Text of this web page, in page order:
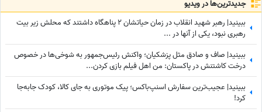
جدید‌ترین‌ها در ویدیو
ببینید| رهبر شهید انقلاب در زمان حیاتشان 2 پناهگاه داشتند که محلش زیر بیت
رهبری نبود، یکی از آنها در ...
ببینید| صاف و صادق مثل پزشکیان؛ واکنش رئیس‌جمهور به شوخی‌ها در خصوص
درخت کاشتنش در پاکستان: من اهل فیلم بازی کردن...
ببینید| عجیب‌ترین سفارش اسنپ‌باکس؛ پیک موتوری به جای کالا، کودک جابه‌جا
کرد!